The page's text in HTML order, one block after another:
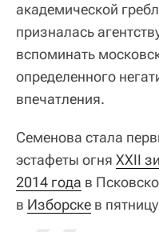
академической
призналась
вспоминать
определенного
впечатления.
Семенова стала
эстафеты огня XXII
2014 года в
в Изборске в